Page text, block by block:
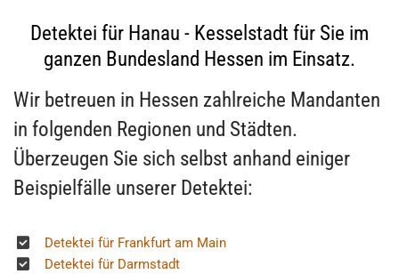
Detektei für Hanau - Kesselstadt für Sie im
ganzen Bundesland Hessen im Einsatz.
Wir betreuen in Hessen zahlreiche Mandanten
in folgenden Regionen und Städten.
Überzeugen Sie sich selbst anhand einiger
Beispielfälle unserer Detektei:
Detektei für Frankfurt am Main
Detektei für Darmstadt